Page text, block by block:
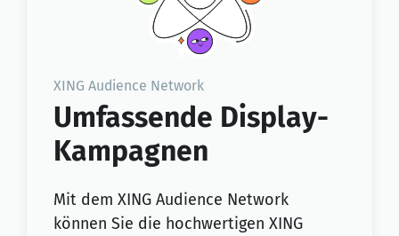
XING Audience Network
Umfassende Display-
Kampagnen
Mit dem XING Audience Network
können Sie die hochwertigen XING